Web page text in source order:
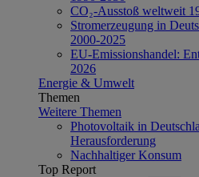
CO₂-Ausstoß weltweit
Stromerzeugung in
2000-2025
EU-Emissionshandel:
2026
Energie & Umwelt
Themen
Weitere Themen
Photovoltaik in
Herausforderung
Nachhaltiger Konsum
Top Report